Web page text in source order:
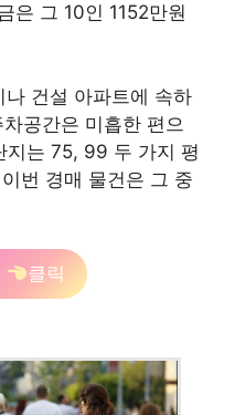
은 그 10인 1152만원
건설 아파트에 속하
공간은 미흡한 편으
지는 75, 99 두 가지 평
번 경매 물건은 그 중
클릭